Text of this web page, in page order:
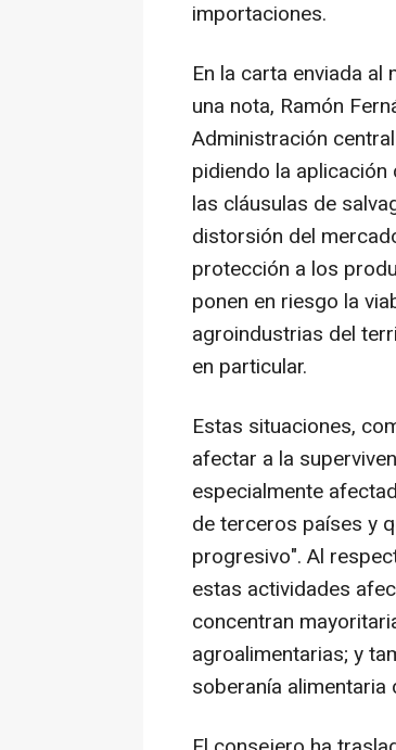
importaciones.
En la carta enviada
una nota, Ramón
Administración
pidiendo la
las cláusulas de
distorsión del
protección a los
ponen en riesgo la
agroindustrias del
en particular.
Estas situaciones,
afectar a la
especialmente
de terceros países y
progresivo". Al
estas actividades
concentran
agroalimentarias; y
soberanía alimentaria